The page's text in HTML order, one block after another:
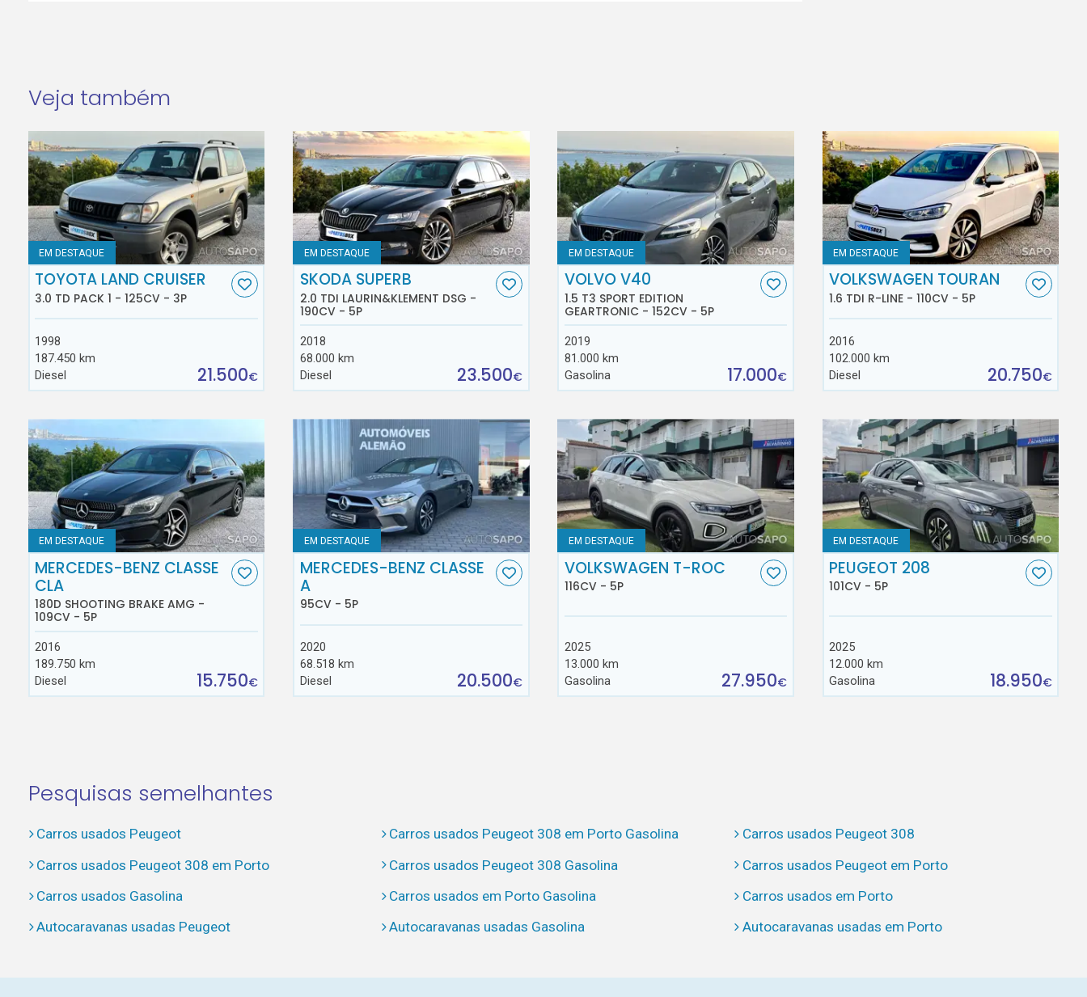
Veja também
EM DESTAQUE
TOYOTA LAND CRUISER
3.0 TD PACK 1 - 125CV - 3P
1998
187.450 km
Diesel
21.500€
EM DESTAQUE
SKODA SUPERB
2.0 TDI LAURIN&KLEMENT DSG -
190CV - 5P
2018
68.000 km
Diesel
23.500€
EM DESTAQUE
VOLVO V40
1.5 T3 SPORT EDITION
GEARTRONIC - 152CV - 5P
2019
81.000 km
Gasolina
17.000€
EM DESTAQUE
VOLKSWAGEN TOURAN
1.6 TDI R-LINE - 110CV - 5P
2016
102.000 km
Diesel
20.750€
EM DESTAQUE
MERCEDES-BENZ CLASSE
CLA
180D SHOOTING BRAKE AMG -
109CV - 5P
2016
189.750 km
Diesel
15.750€
EM DESTAQUE
MERCEDES-BENZ CLASSE
A
95CV - 5P
2020
68.518 km
Diesel
20.500€
EM DESTAQUE
VOLKSWAGEN T-ROC
116CV - 5P
2025
13.000 km
Gasolina
27.950€
EM DESTAQUE
PEUGEOT 208
101CV - 5P
2025
12.000 km
Gasolina
18.950€
Pesquisas semelhantes
Carros usados Peugeot Carros usados Peugeot 308 em Porto Gasolina
Carros usados Peugeot 308
Carros usados Peugeot 308 em Porto
Carros usados Peugeot 308 Gasolina
Carros usados Peugeot em Porto
Carros usados Gasolina
Carros usados em Porto Gasolina
Carros usados em Porto
Autocaravanas usadas Peugeot
Autocaravanas usadas Gasolina Autocaravanas usadas em Porto